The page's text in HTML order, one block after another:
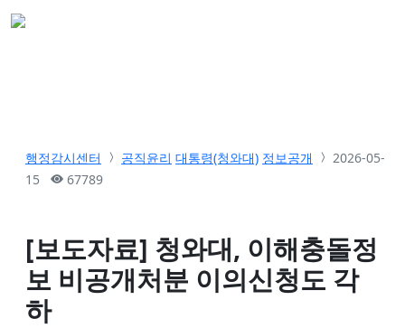
행정감시센터 공직윤리 대통령(청와대) 정보공개
2026-05-
15
67789
[보도자료] 청와대, 이해충돌정
보 비공개처분 이의신청도 각
하